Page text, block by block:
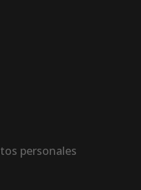
personales